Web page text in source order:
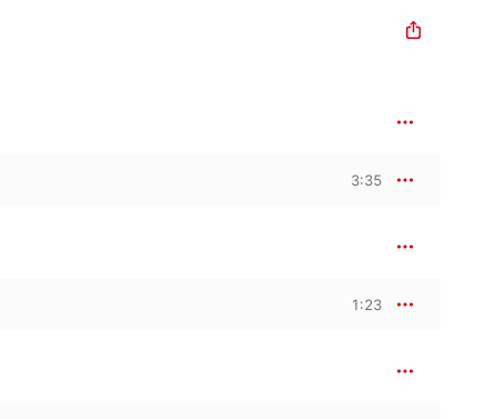
3:35
1:23